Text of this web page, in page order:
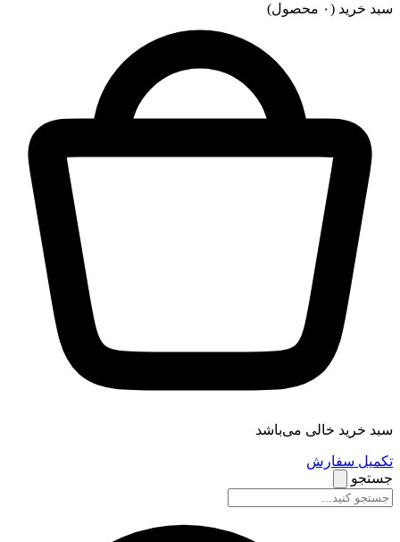
سبد خرید (۰ محصول)
سبد خرید خالی می‌باشد
تکمیل سفارش
جستجو